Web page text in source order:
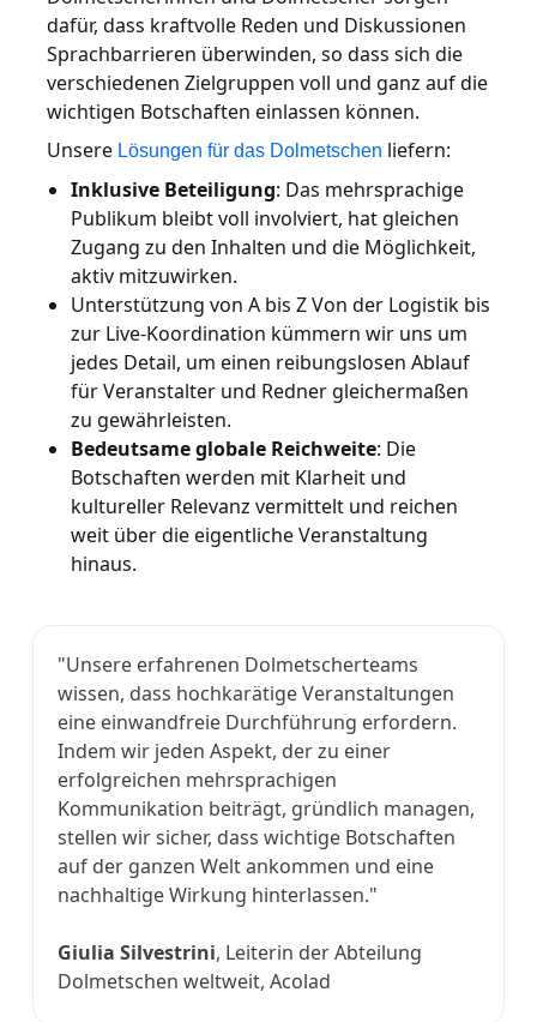
dafür, dass kraftvolle Reden und Diskussionen
Sprachbarrieren überwinden, so dass sich die
verschiedenen Zielgruppen voll und ganz auf die
wichtigen Botschaften einlassen können.
Unsere Lösungen für das Dolmetschen liefern:
Inklusive Beteiligung: Das mehrsprachige
Publikum bleibt voll involviert, hat gleichen
Zugang zu den Inhalten und die Möglichkeit,
aktiv mitzuwirken.
Unterstützung von A bis Z Von der Logistik bis
zur Live-Koordination kümmern wir uns um
jedes Detail, um einen reibungslosen Ablauf
für Veranstalter und Redner gleichermaßen
zu gewährleisten.
Bedeutsame globale Reichweite: Die
Botschaften werden mit Klarheit und
kultureller Relevanz vermittelt und reichen
weit über die eigentliche Veranstaltung
hinaus.
"Unsere erfahrenen Dolmetscherteams
wissen, dass hochkarätige Veranstaltungen
eine einwandfreie Durchführung erfordern.
Indem wir jeden Aspekt, der zu einer
erfolgreichen mehrsprachigen
Kommunikation beiträgt, gründlich managen,
stellen wir sicher, dass wichtige Botschaften
auf der ganzen Welt ankommen und eine
nachhaltige Wirkung hinterlassen."
Giulia Silvestrini, Leiterin der Abteilung
Dolmetschen weltweit, Acolad